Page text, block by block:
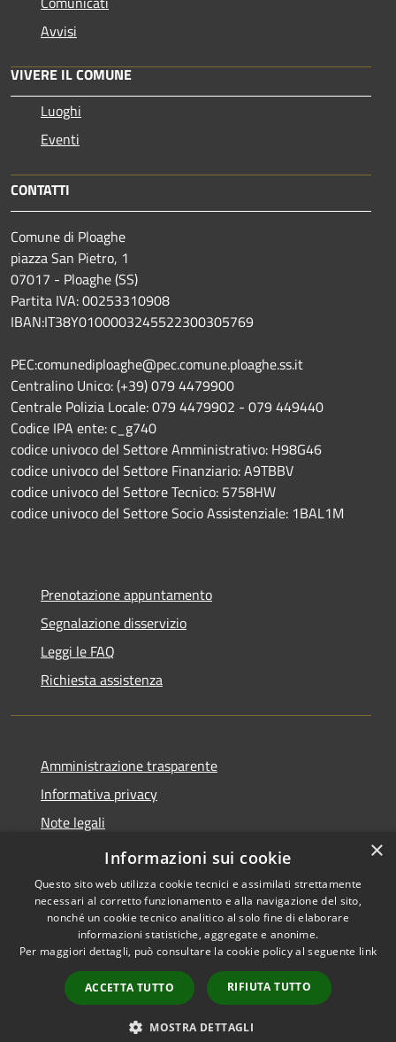
Avvisi
VIVERE IL COMUNE
Luoghi
Eventi
CONTATTI
Comune di Ploaghe
piazza San Pietro, 1
07017 - Ploaghe (SS)
Partita IVA: 00253310908
IBAN:IT38Y0100003245522300305769
PEC:comunediploaghe@pec.comune.ploaghe.ss.it
Centralino Unico: (+39) 079 4479900
Centrale Polizia Locale: 079 4479902 - 079 449440
Codice IPA ente: c_g740
codice univoco del Settore Amministrativo: H98G46
codice univoco del Settore Finanziario: A9TBBV
codice univoco del Settore Tecnico: 5758HW
codice univoco del Settore Socio Assistenziale: 1BAL1M
Prenotazione appuntamento
Segnalazione disservizio
Leggi le FAQ
Richiesta assistenza
Amministrazione trasparente
Informativa privacy
Note legali
Dichiarazione di accessibilità
Accessibilità
Copyright © 2026 • Comune di
Ploaghe • Powered by
Municipium•
Accesso
redazione
×
Informazioni sui cookie
Questo sito web utilizza cookie tecnici e assimilati strettamente
necessari al corretto funzionamento e alla navigazione del sito,
nonché un cookie tecnico analitico al solo fine di elaborare
informazioni statistiche, aggregate e anonime.
Per maggiori dettagli, può consultare la cookie policy al seguente link
ACCETTA TUTTO RIFIUTA TUTTO
MOSTRA DETTAGLI